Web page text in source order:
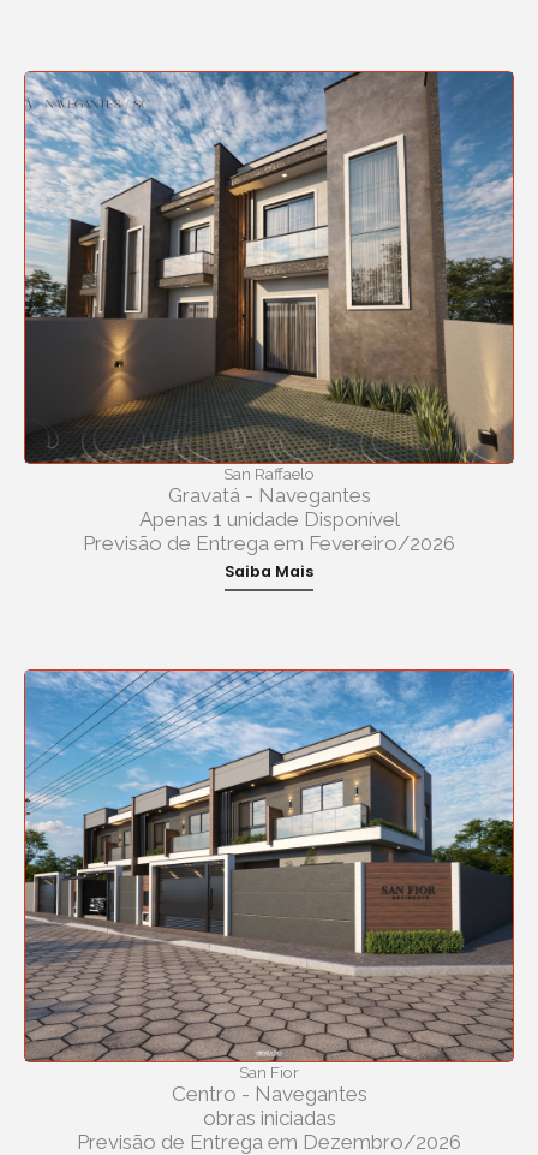
San Raffaelo
Gravatá - Navegantes
Apenas 1 unidade Disponível
Previsão de Entrega em Fevereiro/2026
Saiba Mais
San Fior
Centro - Navegantes
obras iniciadas
Previsão de Entrega em Dezembro/2026